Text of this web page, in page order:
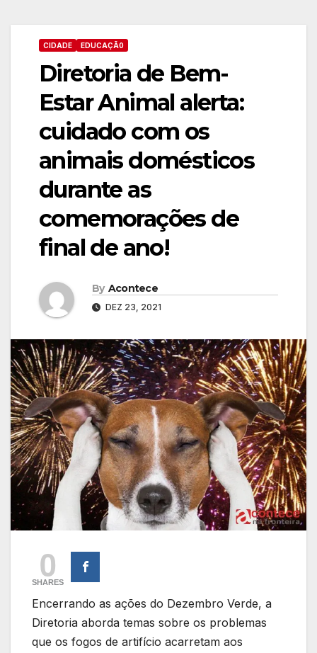
CIDADE EDUCAÇÃ0
Diretoria de Bem-
Estar Animal alerta:
cuidado com os
animais domésticos
durante as
comemorações de
final de ano!
By Acontece
DEZ 23, 2021
0
SHARES
Encerrando as ações do Dezembro Verde, a
Diretoria aborda temas sobre os problemas
que os fogos de artifício acarretam aos